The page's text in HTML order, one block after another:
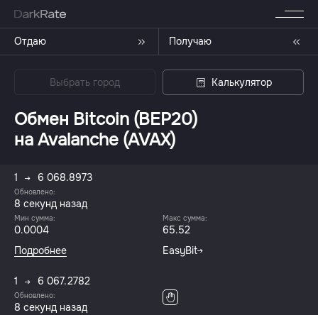
Отдаю Получаю
Выбрать город Калькулятор
Обмен Bitcoin (BEP20)
на Avalanche (AVAX)
1 6 068.8973
Обновлено:
8 секунд назад
Мин сумма:
0.0004
Макс сумма:
65.52
Подробнее
EasyBit
1 6 067.2782
Обновлено:
8 секунд назад